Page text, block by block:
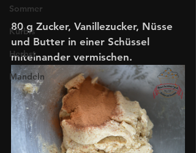
Sommer
Kürbis
Herbst
Mandeln
80 g Zucker, Vanillezucker, Nüsse
und Butter in einer Schüssel
miteinander vermischen.